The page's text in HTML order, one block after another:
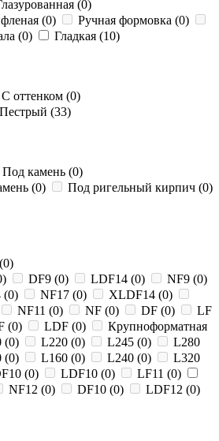
(0)
(0) Ручная формовка (0)
(0) Гладкая (10)
С оттенком (0)
Пестрый (33)
Под камень (0)
(0) Под ригельный кирпич (0)
(0)
) DF9 (0) LDF14 (0) NF9 (0)
(0) NF17 (0) XLDF14 (0)
NF11 (0) NF (0) DF (0)
LF
(0) LDF (0)
Крупноформатная
(0) L220 (0) L245 (0)
L280
(0) L160 (0) L240 (0)
L320
(0) LDF10 (0) LF11 (0)
NF12 (0) DF10 (0) LDF12 (0)